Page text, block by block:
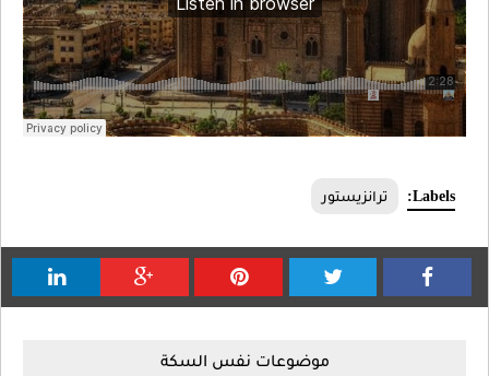
Labels: ترانزيستور
موضوعات نفس السكة